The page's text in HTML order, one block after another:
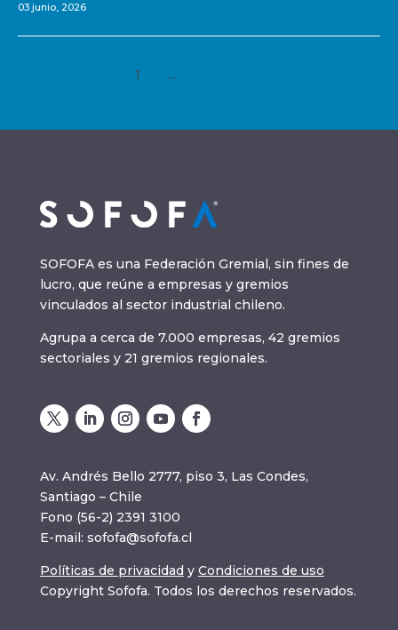
03 junio, 2026
1 …
SOFOFA es una Federación Gremial, sin fines de
lucro, que reúne a empresas y gremios
vinculados al sector industrial chileno.
Agrupa a cerca de 7.000 empresas, 42 gremios
sectoriales y 21 gremios regionales.
Av. Andrés Bello 2777, piso 3, Las Condes,
Santiago – Chile
Fono (56-2) 2391 3100
E-mail: sofofa@sofofa.cl
Políticas de privacidad y Condiciones de uso
Copyright Sofofa. Todos los derechos reservados.